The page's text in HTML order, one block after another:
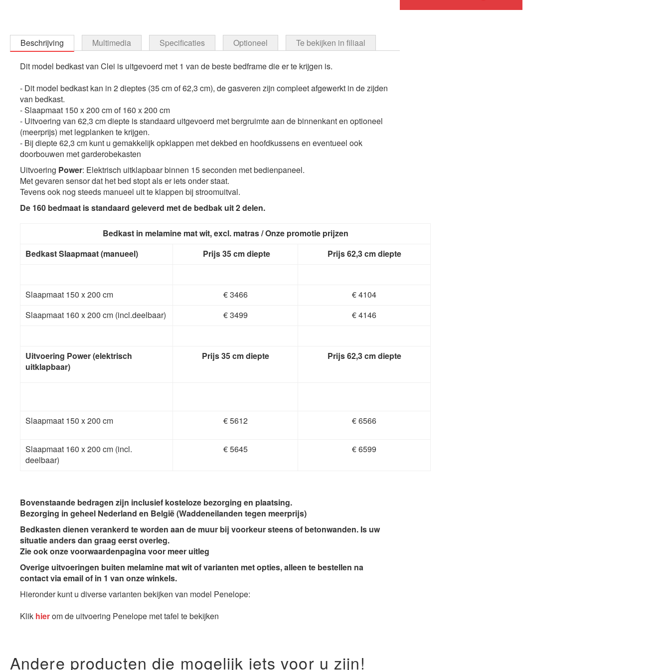
Beschrijving
Dit model bedkast van Clei is uitgevoerd met 1 van de beste bedframe die er te krijgen is.
- Dit model bedkast kan in 2 dieptes (35 cm of 62,3 cm), de gasveren zijn compleet afgewerkt in de zijden
van bedkast.
- Slaapmaat 150 x 200 cm of 160 x 200 cm
- Uitvoering van 62,3 cm diepte is standaard uitgevoerd met bergruimte aan de binnenkant en optioneel
(meerprijs) met legplanken te krijgen.
- Bij diepte 62,3 cm kunt u gemakkelijk opklappen met dekbed en hoofdkussens en eventueel ook
doorbouwen met garderobekasten
Uitvoering Power: Elektrisch uitklapbaar binnen 15 seconden met bedienpaneel.
Met gevaren sensor dat het bed stopt als er iets onder staat.
Tevens ook nog steeds manueel uit te klappen bij stroomuitval.
De 160 bedmaat is standaard geleverd met de bedbak uit 2 delen.
Bedkast in melamine mat wit, excl. matras / Onze promotie prijzen
Bedkast Slaapmaat (manueel)
Prijs 35 cm diepte Prijs 62,3 cm diepte
Slaapmaat 150 x 200 cm € 3466
€ 4104
Slaapmaat 160 x 200 cm (incl.deelbaar)
€ 3499 € 4146
Uitvoering Power(elektrisch
uitklapbaar)
Prijs 35 cm diepte Prijs 62,3 cm diepte
Slaapmaat 150 x 200 cm € 5612 € 6566
Slaapmaat 160 x 200 cm (incl.
deelbaar)
€ 5645 € 6599
Bovenstaande bedragen zijn inclusief kosteloze bezorging en plaatsing.
Bezorging in geheel Nederland en België(Waddeneilanden tegen meerprijs)
Bedkasten dienen verankerd te worden aan de muur bij voorkeur steens of betonwanden. Is uw
situatie anders dan graag eerst overleg.
Zie ook onze voorwaardenpagina voor meer uitleg
Overige uitvoeringen buiten melamine mat wit of varianten met opties, alleen te bestellen na
contact via email of in 1 van onze winkels.
Hieronder kunt u diverse varianten bekijken van model Penelope:
Klik hierom de uitvoering Penelope met tafel te bekijken
Multimedia Specificaties Optioneel Te bekijken in filiaal
Andere producten die mogelijk iets voor u zijn!